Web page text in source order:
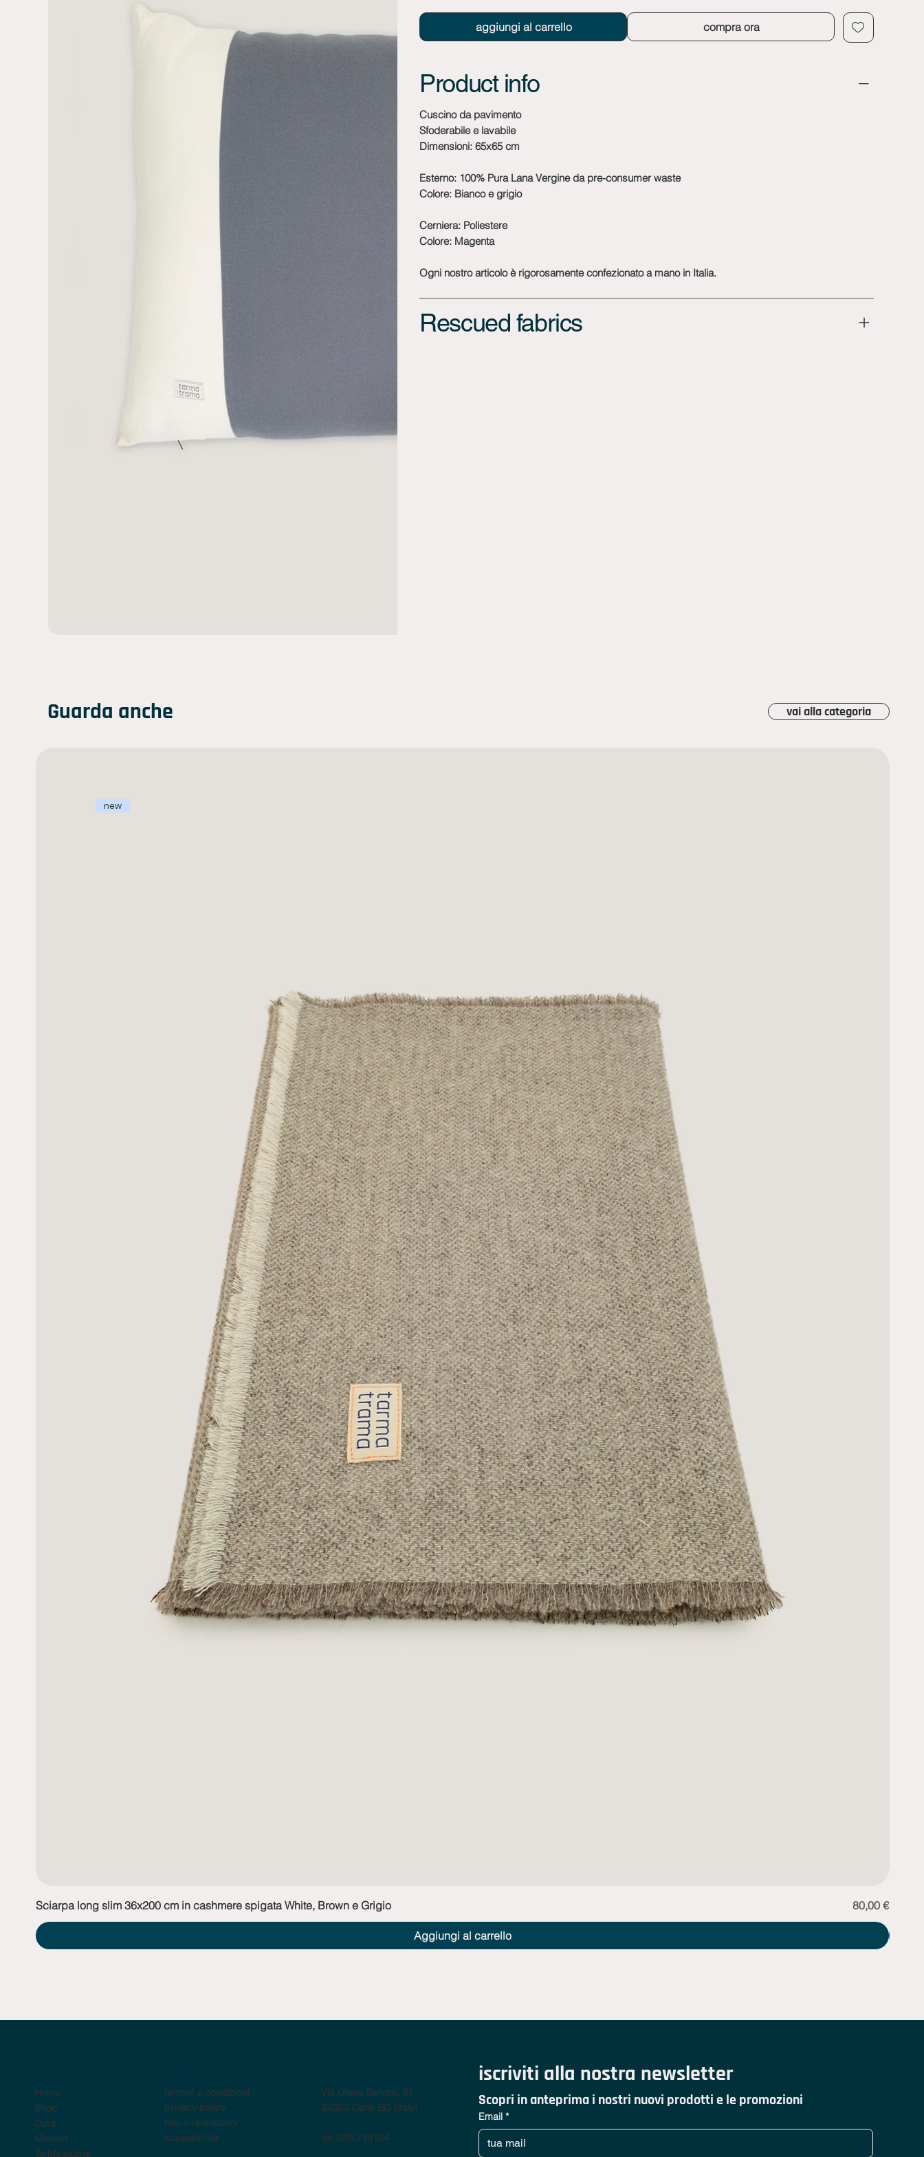
aggiungi al carrello compra ora
Product info
Cuscino da pavimento
Sfoderabile e lavabile
Dimensioni: 65x65 cm
Esterno: 100% Pura Lana Vergine da pre-consumer waste
Colore: Bianco e grigio
Cerniera: Poliestere
Colore: Magenta
Ogni nostro articolo è rigorosamente confezionato a mano in Italia.
Rescued fabrics
Guarda anche vai alla categoria
new
Sciarpa long slim 36x200 cm in cashmere spigata White, Brown e Grigio Prezzo
80,00 €
Aggiungi al carrello
Home
Shop
Cura
Mission
TarMagazine
termini e condizioni
privacy policy
resi e riparazioni
accessibilità
Via Ulisse Bellora, 91
24020 Cene BG (italy)
tel. 035 719124
iscriviti alla nostra newsletter
Scopri in anteprima i nostri nuovi prodotti e le promozioni
Email *